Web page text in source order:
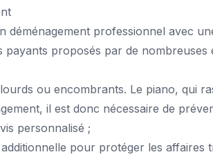
déménagement professionnel avec
proposés par de nombreuses
ou encombrants. Le piano, qui
il est donc nécessaire de
personnalisé ;
pour protéger les affaires